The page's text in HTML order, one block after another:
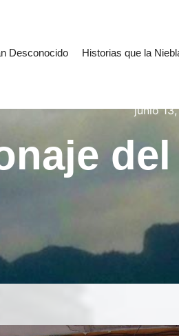
Desconocido Historias que la
junio